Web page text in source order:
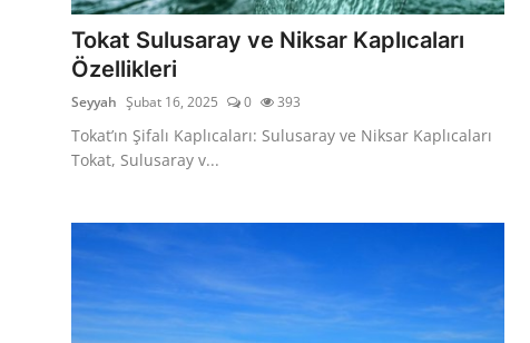
Seyahat İpuçları & Vize
Konaklama & Otel
Aile & Çocukla Tatil
Yaz Tatili & Plajlar
Tokat Sulusaray ve Niksar Kaplıcaları
Özellikleri
Seyyah Şubat 16, 2025 0 393
Tokat’ın Şifalı Kaplıcaları: Sulusaray ve Niksar Kaplıcaları
Tokat, Sulusaray v...